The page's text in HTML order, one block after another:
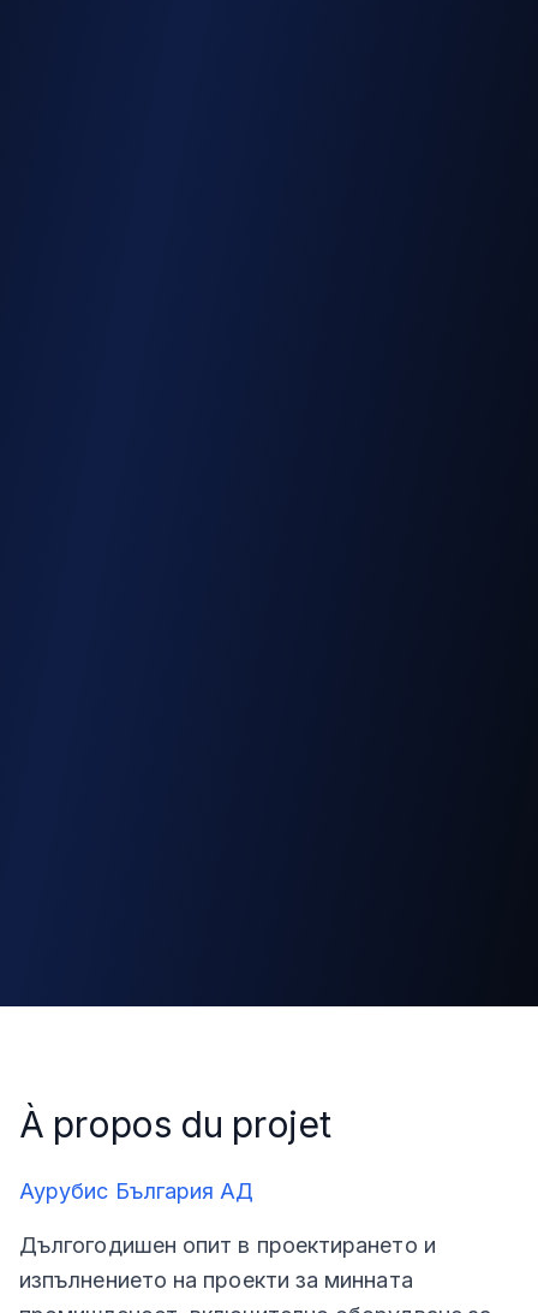
À propos du projet
Аурубис България АД
Дългогодишен опит в проектирането и
изпълнението на проекти за минната